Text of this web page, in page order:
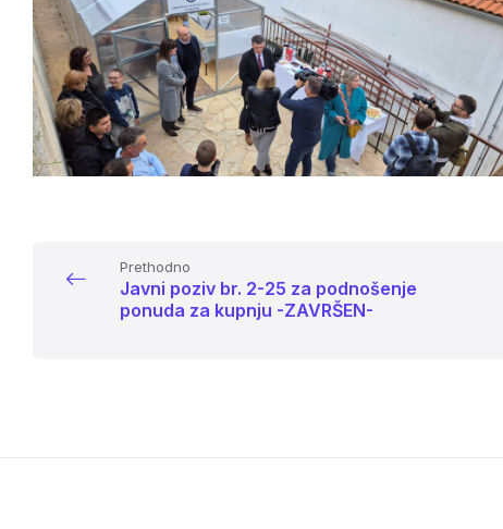
Prethodno
Javni poziv br. 2-25 za podnošenje
ponuda za kupnju -ZAVRŠEN-